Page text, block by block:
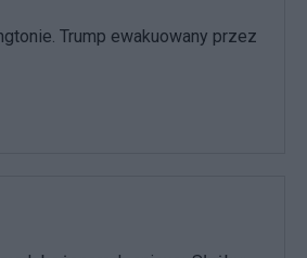
Trump ewakuowany przez